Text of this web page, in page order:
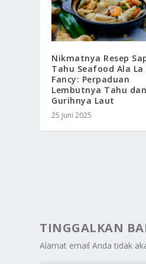
Nikmatnya Resep
Tahu Seafood Ala La
Fancy: Perpaduan
Lembutnya Tahu dan
Gurihnya Laut
25 Juni 2025
TINGGALKAN
Alamat email Anda tidak